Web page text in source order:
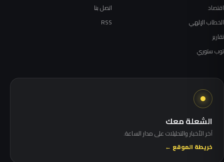
اقتصاد
الخطاب الإلهي
تقارير
توب ستوري
اتصل بنا
RSS
الشعلة معك
آخر الأخبار والتحليلات على مدار الساعة.
خريطة الموقع ←